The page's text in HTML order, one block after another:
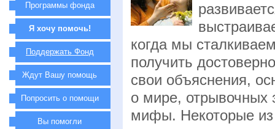
когда мы
получить
свои объяснения,
о мире, отрывочных
мифы. Некоторые из
Программы фонда
Я хочу помочь!
Поддержать Фонд
Ждут Вашу помощь
Попросить о помощи
Вы помогли